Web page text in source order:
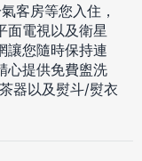
客房等您入住，
面電視以及衛星
讓您隨時保持連
心提供免費盥洗
器以及熨斗/熨衣